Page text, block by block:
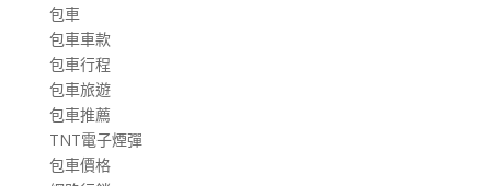
包車
包車車款
包車行程
包車旅遊
包車推薦
TNT電子煙彈
包車價格